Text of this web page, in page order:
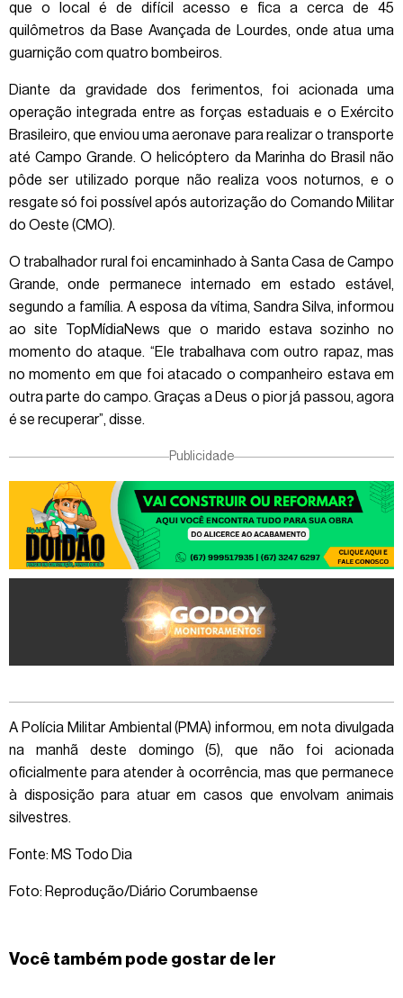
que o local é de difícil acesso e fica a cerca de 45
quilômetros da Base Avançada de Lourdes, onde atua uma
guarnição com quatro bombeiros.
Diante da gravidade dos ferimentos, foi acionada uma
operação integrada entre as forças estaduais e o Exército
Brasileiro, que enviou uma aeronave para realizar o transporte
até Campo Grande. O helicóptero da Marinha do Brasil não
pôde ser utilizado porque não realiza voos noturnos, e o
resgate só foi possível após autorização do Comando Militar
do Oeste (CMO).
O trabalhador rural foi encaminhado à Santa Casa de Campo
Grande, onde permanece internado em estado estável,
segundo a família. A esposa da vítima, Sandra Silva, informou
ao site TopMídiaNews que o marido estava sozinho no
momento do ataque. “Ele trabalhava com outro rapaz, mas
no momento em que foi atacado o companheiro estava em
outra parte do campo. Graças a Deus o pior já passou, agora
é se recuperar”, disse.
Publicidade
A Polícia Militar Ambiental (PMA) informou, em nota divulgada
na manhã deste domingo (5), que não foi acionada
oficialmente para atender à ocorrência, mas que permanece
à disposição para atuar em casos que envolvam animais
silvestres.
Fonte: MS Todo Dia
Foto: Reprodução/Diário Corumbaense
Você também pode gostar de ler